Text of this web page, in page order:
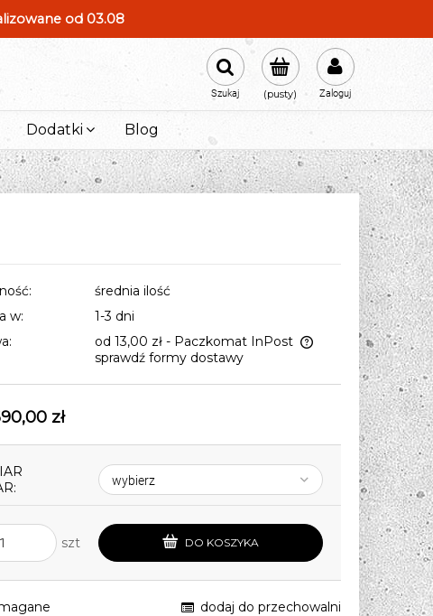
od 03.08
(pusty) Zaloguj
Szukaj
Dodatki Blog
średnia ilość
w:
1-3 dni
od 13,00 zł - Paczkomat InPost
Cena nie zawiera ewentualnych
sprawdź formy dostawy
zł
szt DO KOSZYKA
dodaj do przechowalni